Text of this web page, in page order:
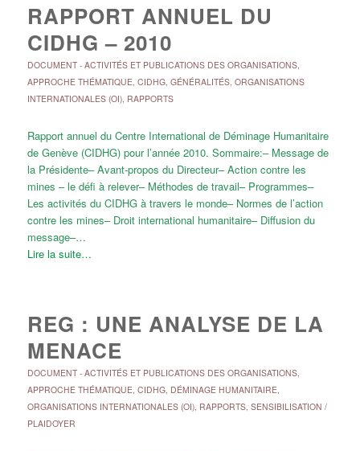
RAPPORT ANNUEL DU
CIDHG – 2010
DOCUMENT- ACTIVITÉS ET PUBLICATIONS DES ORGANISATIONS,
APPROCHE THÉMATIQUE, CIDHG, GÉNÉRALITÉS, ORGANISATIONS
INTERNATIONALES (OI), RAPPORTS
Rapport annuel du Centre International de Déminage Humanitaire
de Genève (CIDHG) pour l’année 2010. Sommaire:– Message de
la Présidente– Avant-propos du Directeur– Action contre les
mines – le défi à relever– Méthodes de travail– Programmes–
Les activités du CIDHG à travers le monde– Normes de l’action
contre les mines– Droit international humanitaire– Diffusion du
message–…
Lire la suite…
REG : UNE ANALYSE DE LA
MENACE
DOCUMENT- ACTIVITÉS ET PUBLICATIONS DES ORGANISATIONS,
APPROCHE THÉMATIQUE, CIDHG, DÉMINAGE HUMANITAIRE,
ORGANISATIONS INTERNATIONALES (OI), RAPPORTS, SENSIBILISATION /
PLAIDOYER